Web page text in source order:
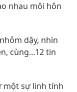
nhau môi hôn
dậy, nhìn
cùng...12 tin
một sự linh tính